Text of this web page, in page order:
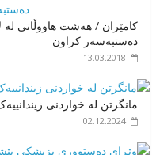
کامێران / هەشت هاووڵاتی لە
دەستبەسەر کراون
13.03.2018
مانگرتن لە خواردنی
02.12.2024